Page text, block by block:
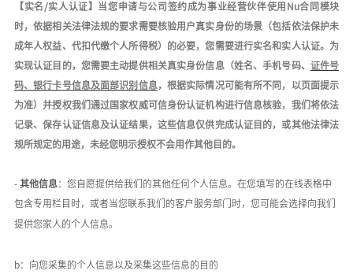
【实名 /实人认证】当您申请与公司签约成为事业经营伙伴使用 Nu合同模块
时，依据相关法律法规的要求需要核验用户真实身份的场景（包括依法保护未
成年人权益、代扣代缴个人所得税）的必要，您需要进行实名和实人认证。为
实现认证目的，您需要主动提供相关真实身份信息（姓名、手机号码、 证件号
码、银行卡号信息及面部识别信息 ，根据实际情况可能有所不同，以页面提示
为准）并授权我们通过国家权威可信身份认证机构进行信息核验，我们将依法
记录、保存认证信息及认证结果， 这些信息仅供完成认证目的，或其他法律法
规所规定的用途，未经您明示授权不会用作其他目的。
- 其他信息 ：您自愿提供给我们的其他任何个人信息。在您填写的在线表格中
包含专用栏目时，或者当您联系我们的客户服务部门时，您可能会选择向我们
提供您家人的个人信息。
b：向您采集的个人信息以及采集这些信息的目的